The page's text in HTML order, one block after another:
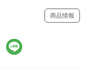
商品情報